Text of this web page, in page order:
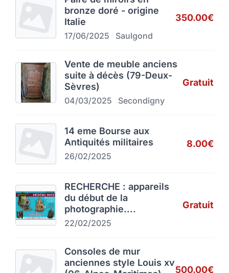
bronze doré - origine
Italie
17/06/2025 Saulgond
350.00€
Vente de meuble anciens
suite à décès (79-Deux-
Sèvres)
04/03/2025 Secondigny
Gratuit
14 eme Bourse aux
Antiquités militaires
26/02/2025
8.00€
RECHERCHE : appareils
du début de la
photographie....
22/02/2025
Gratuit
Consoles de mur
anciennes style Louis xv
500.00€